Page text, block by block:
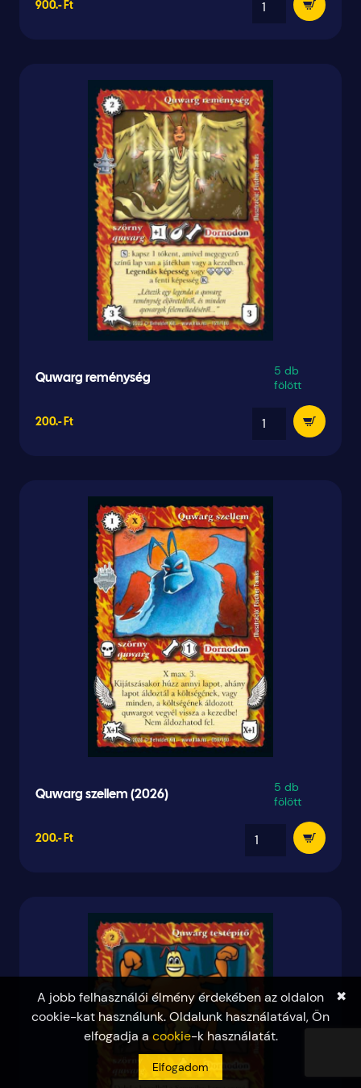
900.- Ft
Quwarg reménység
5 db
fölött
200.- Ft
Quwarg szellem (2026)
5 db
fölött
200.- Ft
A jobb felhasználói élmény érdekében az oldalon
cookie-kat használunk. Oldalunk használatával, Ön
elfogadja a cookie-k használatát.
Elfogadom
✖